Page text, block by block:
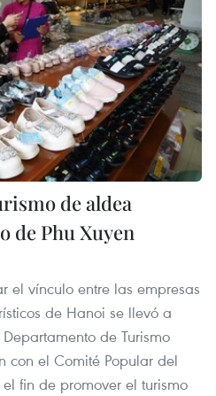
de aldea
de Phu Xuyen
el vínculo entre las empresas
de Hanoi se llevó a
de Turismo
con el Comité Popular del
fin de promover el turismo